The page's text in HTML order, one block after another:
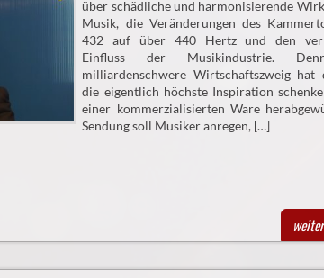
über schädliche und harmonisierende
Musik, die Veränderungen des
432 auf über 440 Hertz und den
Einfluss der Musikindustrie.
milliardenschwere Wirtschaftszweig hat
die eigentlich höchste Inspiration
einer kommerzialisierten Ware
Sendung soll Musiker anregen, […]